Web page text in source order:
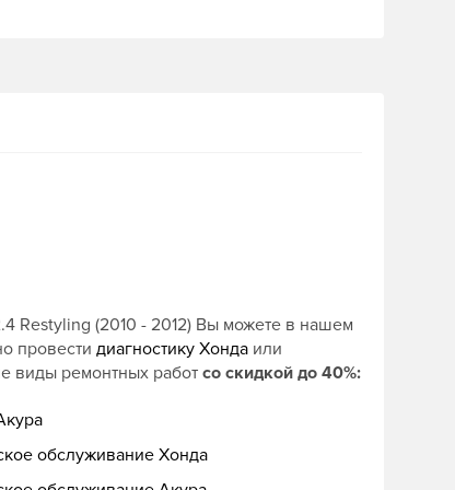
Restyling (2010 - 2012) Вы можете в нашем
провести диагностику Хонда или
виды ремонтных работ со скидкой до 40%:
обслуживание Хонда